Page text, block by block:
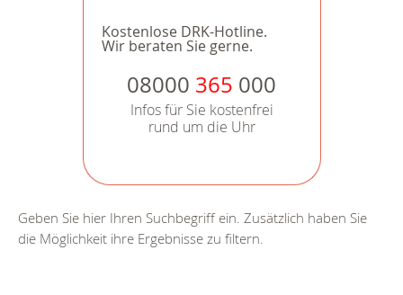
Kostenlose DRK-Hotline.
Wir beraten Sie gerne.
08000 365 000
Infos für Sie kostenfrei
rund um die Uhr
Geben Sie hier Ihren Suchbegriff ein. Zusätzlich haben Sie
die Möglichkeit ihre Ergebnisse zu filtern.